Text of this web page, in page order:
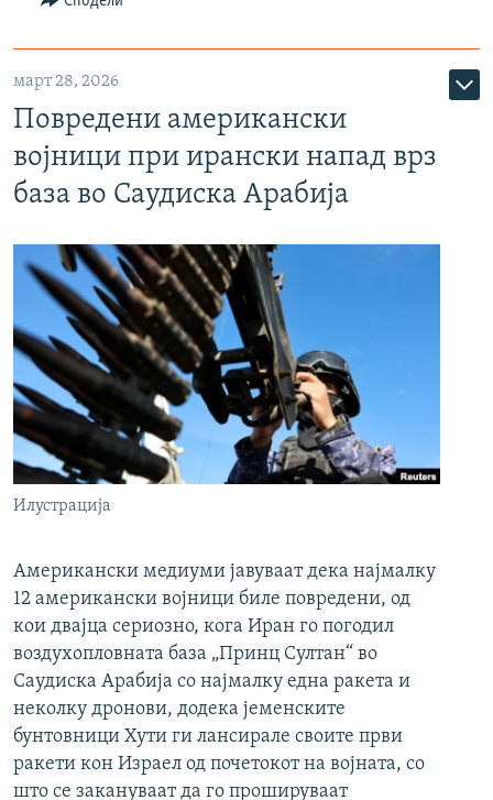
март 28, 2026
Повредени американски
војници при ирански напад врз
база во Саудиска Арабија
Илустрација
Американски медиуми јавуваат дека најмалку
12 американски војници биле повредени, од
кои двајца сериозно, кога Иран го погодил
воздухопловната база „Принц Султан“ во
Саудиска Арабија со најмалку една ракета и
неколку дронови, додека јеменските
бунтовници Хути ги лансирале своите први
ракети кон Израел од почетокот на војната, со
што се закануваат да го прошируваат